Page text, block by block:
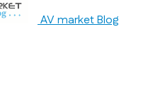
AV market Blog